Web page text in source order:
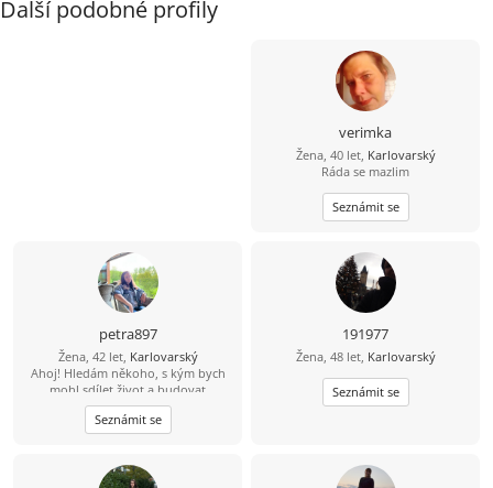
Další podobné profily
verimka
Žena, 40 let, Karlovarský
Ráda se mazlim
Seznámit se
petra897
Žena, 42 let, Karlovarský
Ahoj! Hledám někoho, s kým bych
mohl sdílet život a budovat
společnou budoucnost. Pokud máš
zájem, dej mi svůj e-mail – je to
jednoduché a zd
Seznámit se
191977
Žena, 48 let, Karlovarský
Seznámit se